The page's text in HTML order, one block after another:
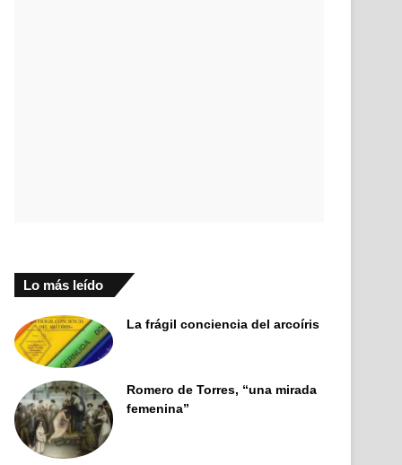
Lo más leído
La frágil conciencia del arcoíris
Romero de Torres, “una mirada
femenina”